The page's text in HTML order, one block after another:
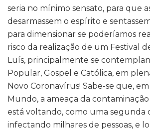
seria no mínimo sensato, para que
desarmassem o espírito e
para dimensionar se poderíamos
risco da realização de um Festival
Luís, principalmente se
Popular, Gospel e Católica, em
Novo Coronavírus! Sabe-se que,
Mundo, a ameaça da contaminação
está voltando, como uma segunda
infectando milhares de pessoas, e